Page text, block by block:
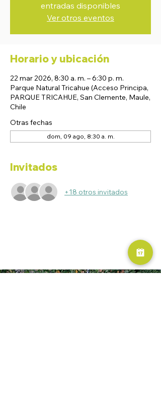
entradas disponibles
Ver otros eventos
Horario y ubicación
22 mar 2026, 8:30 a. m. – 6:30 p. m.
Parque Natural Tricahue (Acceso Principa,
PARQUE TRICAHUE, San Clemente, Maule,
Chile
Otras fechas
dom, 09 ago, 8:30 a. m.
Invitados
+18 otros invitados